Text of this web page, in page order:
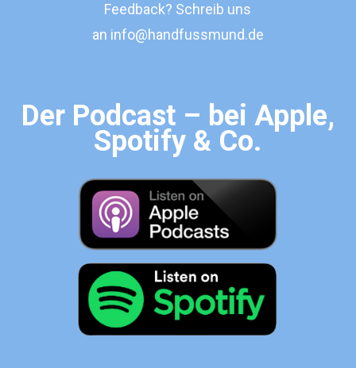
Feedback? Schreib uns
an info@handfussmund.de
Der Podcast – bei Apple,
Spotify & Co.